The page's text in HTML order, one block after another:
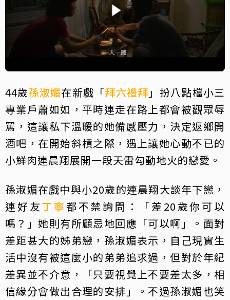
44歲孫淑媚在新戲「拜六禮拜 」扮八點檔小三
專業戶蕭如如，平時連走在路上都會被觀眾辱
罵，這讓私下溫暖的她備感壓力，決定返鄉開
酒吧，在開始斜槓之際，遇上讓她心動不已的
小鮮肉連晨翔展開一段天雷勾動地火的戀愛。
孫淑媚在戲中與小20歲的連晨翔大談年下戀，
連好友丁寧都不禁詢問：「差20歲你可以
嗎？」她則有所顧忌地回應「可以啊」。面對
差距甚大的姊弟戀，孫淑媚表示，自己現實生
活中沒有被這麼小的弟弟追求過，但對於年紀
差異並不介意，「只要視覺上不要差太多，相
信緣分會做出合理的安排」。不過孫淑媚也笑